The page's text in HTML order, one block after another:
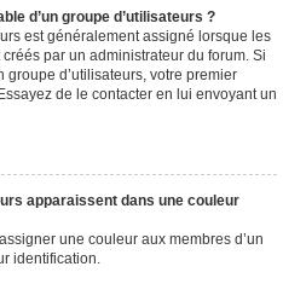
d’un groupe d’utilisateurs ?
est généralement assigné lorsque les
par un administrateur du forum. Si
groupe d’utilisateurs, votre premier
de le contacter en lui envoyant un
apparaissent dans une couleur
une couleur aux membres d’un
identification.